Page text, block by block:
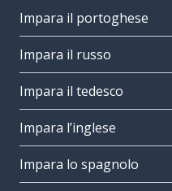
Impara il portoghese
Impara il russo
Impara il tedesco
Impara l’inglese
Impara lo spagnolo